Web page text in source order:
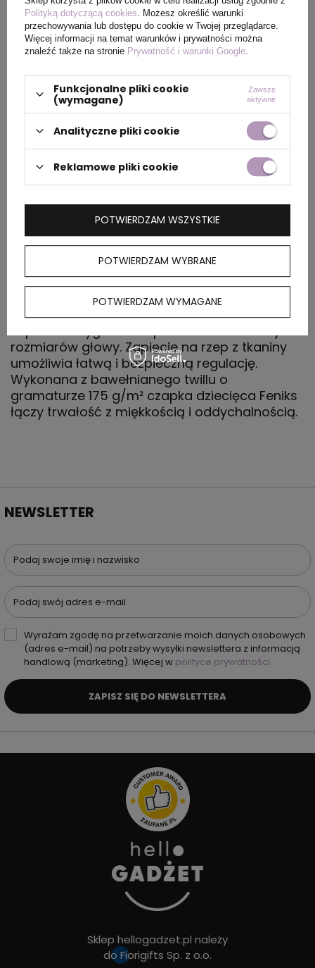
PAKOWANIE
Wymiary
kartonu
zewnętrznego
44 x 66 x 31 cm
kartonu
zewnętrznego
OPIS
Pięciopanelowa czapka Feniks dla dzieci ma
haftowane oczka dla lepszej wentylacji, dzięki
czemu zachowasz chłód i świeżość podczas
każdej aktywności. Obwód głowy 54 cm
zapewnia wygodne dopasowanie do różnych
rozmiarów głowy. Zapięcie na rzep z tkaniny
umożliwia łatwą i bezpieczną regulację.
Wykonana z bawełnianego twillu o
gramaturze 175 g/m² czapka dziecięca Feniks
łączy trwałość z miękkością i oddychalnością.
NEWSLETTER
Podaj swoje imię i nazwisko
Podaj swój adres e-mail
Wyrażam zgodę na przetwarzanie moich danych osobowych
(adres e-mail) na potrzeby wysyłki newslettera z informacją
handlową (marketing). Więcej w polityce prywatności.
ZAPISZ SIĘ DO NEWSLETTERA
Sklep hellogadzet.pl należy
do Fiorigifts Sp. z o.o.
Polityką dotyczącą cookies . Możesz określić warunki
przechowywania lub dostępu do cookie w Twojej przeglądarce.
Więcej informacji na temat warunków i prywatności można
znaleźć także na stronie Prywatność i warunki Google
Funkcjonalne pliki cookie
(wymagane)
Zawsze
aktywne
Analityczne pliki cookie
Reklamowe pliki cookie
POTWIERDZAM WYBRANE
POTWIERDZAM WYMAGANE
POTWIERDZAM WSZYSTKIE